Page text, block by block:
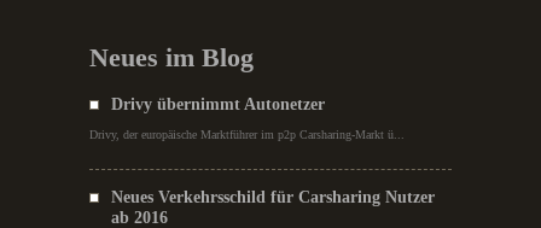
Neues im Blog
Drivy übernimmt Autonetzer
Drivy, der europäische Marktführer im p2p Carsharing-Markt ü...
Neues Verkehrsschild für Carsharing Nutzer
ab 2016